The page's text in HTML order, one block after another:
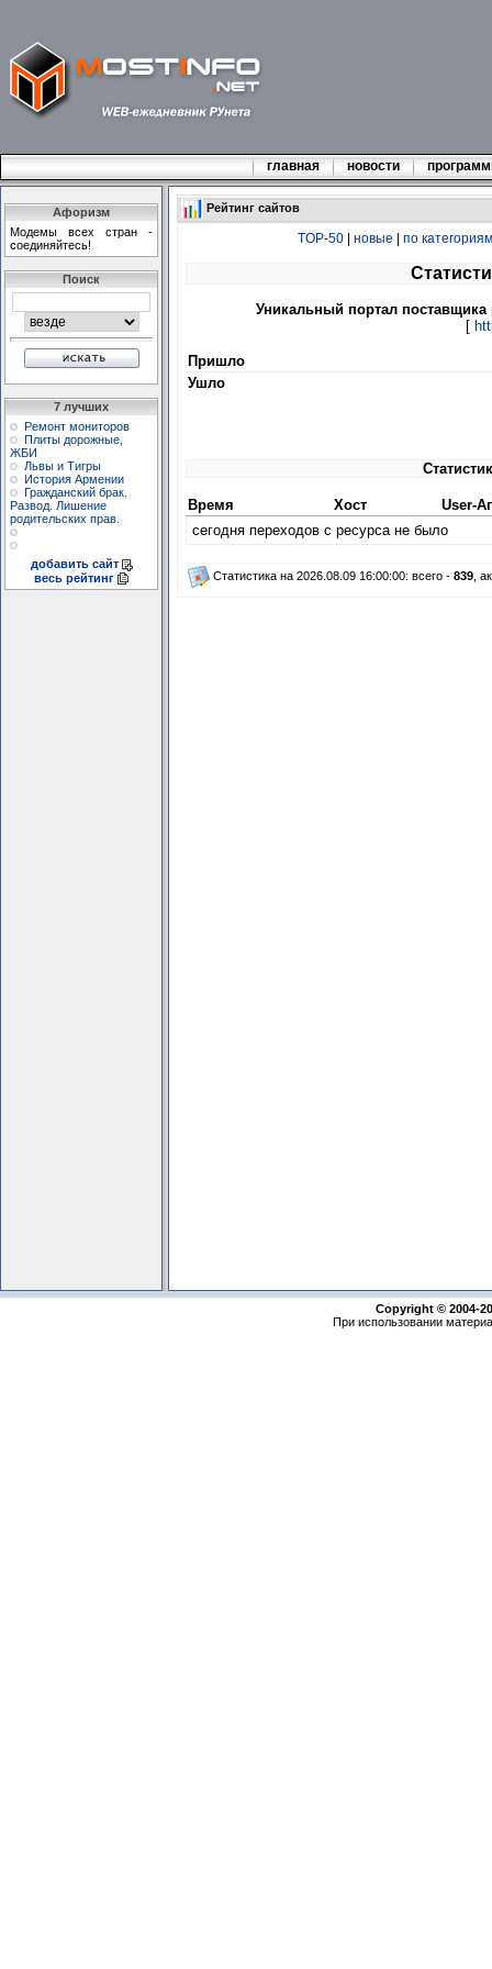
главная новости
Афоризм
Модемы всех стран -
соединяйтесь!
Поиск
7 лучших
Ремонт мониторов
Плиты дорожные,
ЖБИ
Львы и Тигры
История Армении
Гражданский брак.
Развод. Лишение
родительских прав.
добавить сайт
весь рейтинг
Рейтинг сайтов
TOP-50| новые по категориям
Уникальный портал
[
Пришло
Ушло
Время Хост
User-
сегодня переходов с ресурса не было
Статистика на 2026.08.09 16:00:00: всего - 839,
Copyright © 2004-
При использовании